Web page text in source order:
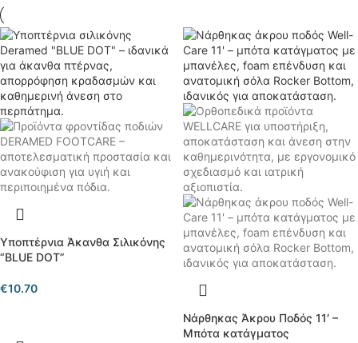
Υποπτέρνια Άκανθα Σιλικόνης
“BLUE DOT”
€10.70
Νάρθηκας Άκρου Ποδός 11′ –
Μπότα κατάγματος